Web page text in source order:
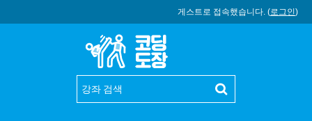
게스트로 접속했습니다. (로그인)